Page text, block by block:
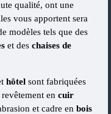
qualité, ont une
vous apportent sera
modèles tels que des
et des chaises de
hôtel sont fabriquées
en cuir
et cadre en bois